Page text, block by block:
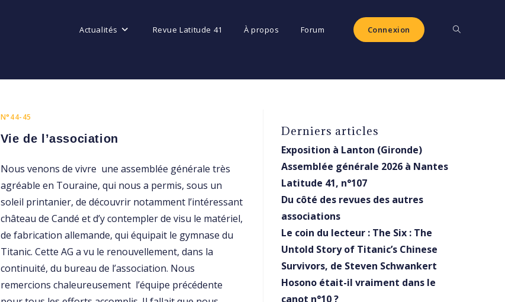
Actualités Revue Latitude 41 À propos Forum Connexion Toggle
N°44-45
Vie de l’association
Nous venons de vivre une assemblée générale très
agréable en Touraine, qui nous a permis, sous un
soleil printanier, de découvrir notamment l’intéressant
château de Candé et d’y contempler de visu le matériel,
de fabrication allemande, qui équipait le gymnase du
Titanic. Cette AG a vu le renouvellement, dans la
continuité, du bureau de l’association. Nous
remercions chaleureusement l’équipe précédente
Derniers articles
Exposition à Lanton (Gironde)
Assemblée générale 2026 à Nantes
Latitude 41, n°107
Du côté des revues des autres
associations
Le coin du lecteur : The Six : The
Untold Story of Titanic’s Chinese
Survivors, de Steven Schwankert
Hosono était-il vraiment dans le
canot n°10 ?